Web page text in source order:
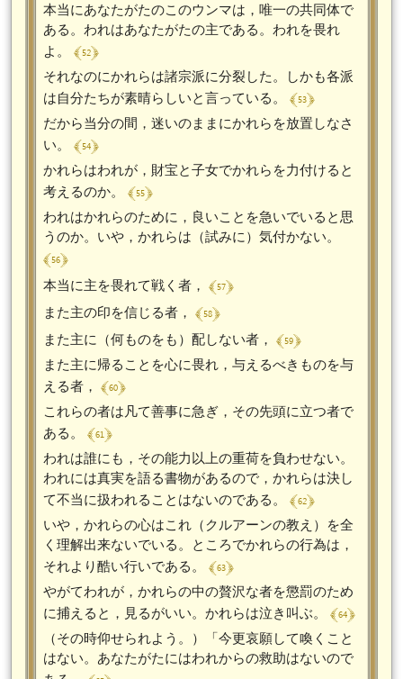
本当にあなたがたのこのウンマは，唯一の共同体で
ある。われはあなたがたの主である。われを畏れ
よ。 ﴾ 52 ﴿
それなのにかれらは諸宗派に分裂した。しかも各派
は自分たちが素晴らしいと言っている。 ﴾ 53 ﴿
だから当分の間，迷いのままにかれらを放置しなさ
い。 ﴾ 54 ﴿
かれらはわれが，財宝と子女でかれらを力付けると
考えるのか。 ﴾ 55 ﴿
われはかれらのために，良いことを急いでいると思
うのか。いや，かれらは（試みに）気付かない。
﴾ 56 ﴿
本当に主を畏れて戦く者， ﴾ 57 ﴿
また主の印を信じる者， ﴾ 58 ﴿
また主に（何ものをも）配しない者， ﴾ 59 ﴿
また主に帰ることを心に畏れ，与えるべきものを与
える者， ﴾ 60 ﴿
これらの者は凡て善事に急ぎ，その先頭に立つ者で
ある。 ﴾ 61 ﴿
われは誰にも，その能力以上の重荷を負わせない。
われには真実を語る書物があるので，かれらは決し
て不当に扱われることはないのである。 ﴾ 62 ﴿
いや，かれらの心はこれ（クルアーンの教え）を全
く理解出来ないでいる。ところでかれらの行為は，
それより酷い行いである。 ﴾ 63 ﴿
やがてわれが，かれらの中の贅沢な者を懲罰のため
に捕えると，見るがいい。かれらは泣き叫ぶ。 ﴾ 64 ﴿
（その時仰せられよう。）「今更哀願して喚くこと
はない。あなたがたにはわれからの救助はないので